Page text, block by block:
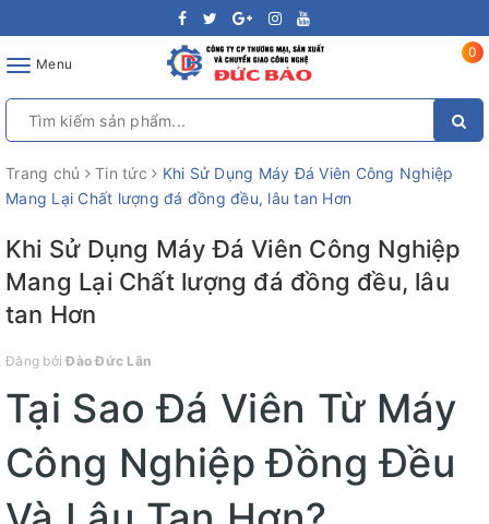
ToggleMenu
0
Trang chủ Tin tức
Khi Sử Dụng Máy Đá Viên Công Nghiệp
Mang Lại Chất lượng đá đồng đều, lâu tan Hơn
Khi Sử Dụng Máy Đá Viên Công Nghiệp
Mang Lại Chất lượng đá đồng đều, lâu
tan Hơn
Đăng bởiĐào Đức Lân
Tại Sao Đá Viên Từ Máy
Công Nghiệp Đồng Đều